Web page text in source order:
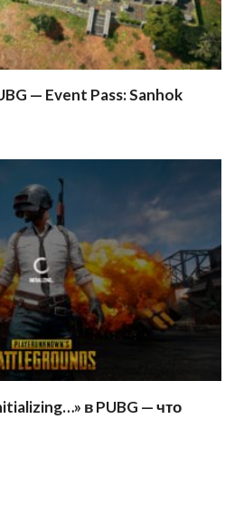
— Event Pass: Sanhok
в PUBG — что